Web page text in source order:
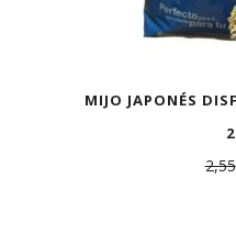
MIJO JAPONÉS
2,55